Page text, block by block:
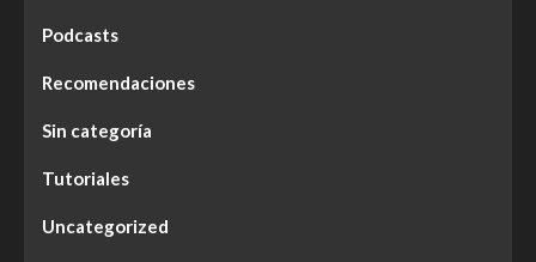
Podcasts
Recomendaciones
Sin categoría
Tutoriales
Uncategorized